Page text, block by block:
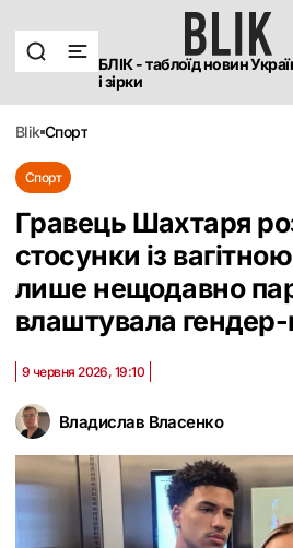
БЛІК - таблоїд новин
і зірки
blik спорт
Спорт
Гравець Шахтаря
стосунки із
лише нещодавно
влаштувала гендер-
Владислав Власенко
9 червня 2026, 19:10